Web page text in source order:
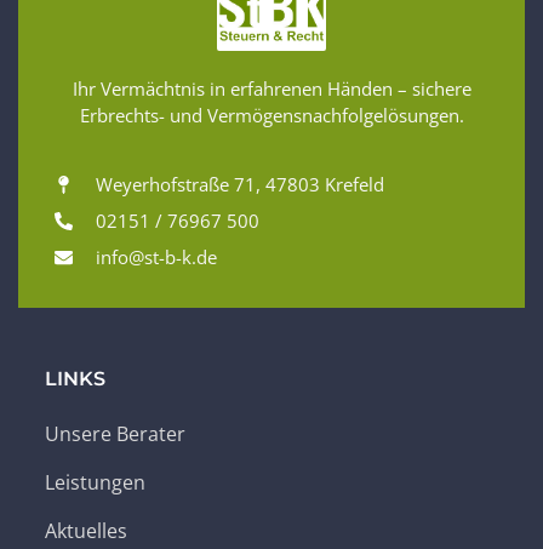
Ihr Vermächtnis in erfahrenen Händen – sichere
Erbrechts- und Vermögensnachfolgelösungen.
Weyerhofstraße 71, 47803 Krefeld
02151 / 76967 500
info@st-b-k.de
LINKS
Unsere Berater
Leistungen
Aktuelles